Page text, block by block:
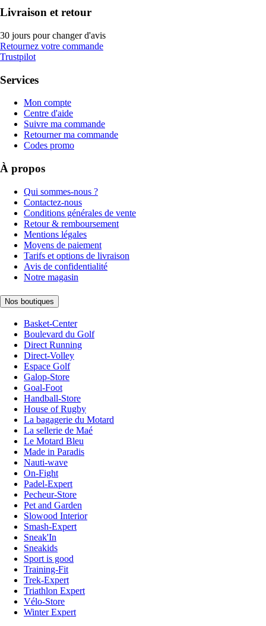
Livraison et retour
30 jours pour changer d'avis
Retournez votre commande
Trustpilot
Services
Mon compte
Centre d'aide
Suivre ma commande
Retourner ma commande
Codes promo
À propos
Qui sommes-nous ?
Contactez-nous
Conditions générales de vente
Retour & remboursement
Mentions légales
Moyens de paiement
Tarifs et options de livraison
Avis de confidentialité
Notre magasin
Nos boutiques
Basket-Center
Boulevard du Golf
Direct Running
Direct-Volley
Espace Golf
Galop-Store
Goal-Foot
Handball-Store
House of Rugby
La bagagerie du Motard
La sellerie de Maé
Le Motard Bleu
Made in Paradis
Nauti-wave
On-Fight
Padel-Expert
Pecheur-Store
Pet and Garden
Slowood Interior
Smash-Expert
Sneak'In
Sneakids
Sport is good
Training-Fit
Trek-Expert
Triathlon Expert
Vélo-Store
Winter Expert